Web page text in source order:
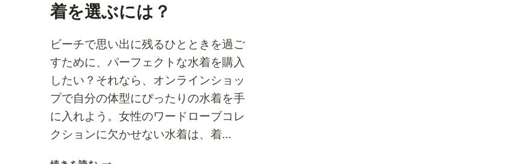
着を選ぶには？
ビーチで思い出に残るひとときを過ご
すために、パーフェクトな水着を購入
したい？それなら、オンラインショッ
プで自分の体型にぴったりの水着を手
に入れよう。女性のワードローブコレ
クションに欠かせない水着は、着…
オ